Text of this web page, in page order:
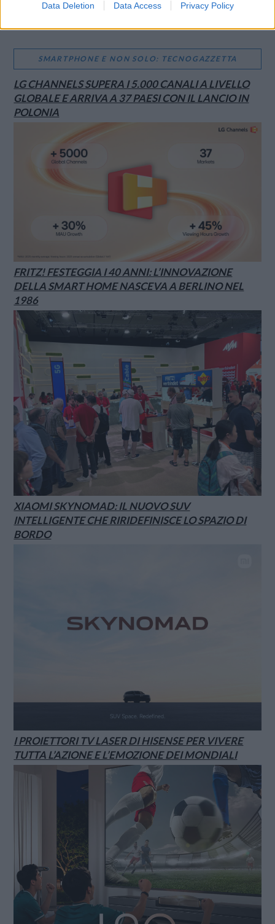
Data Deletion Data Access Privacy Policy
SMARTPHONE E NON SOLO: TECNOGAZZETTA
LG CHANNELS SUPERA I 5.000 CANALI A LIVELLO
GLOBALE E ARRIVA A 37 PAESI CON IL LANCIO IN
POLONIA
FRITZ! FESTEGGIA I 40 ANNI: L’INNOVAZIONE
DELLA SMART HOME NASCEVA A BERLINO NEL
1986
XIAOMI SKYNOMAD: IL NUOVO SUV
INTELLIGENTE CHE RIRIDEFINISCE LO SPAZIO DI
BORDO
I PROIETTORI TV LASER DI HISENSE PER VIVERE
TUTTA L’AZIONE E L’EMOZIONE DEI MONDIALI